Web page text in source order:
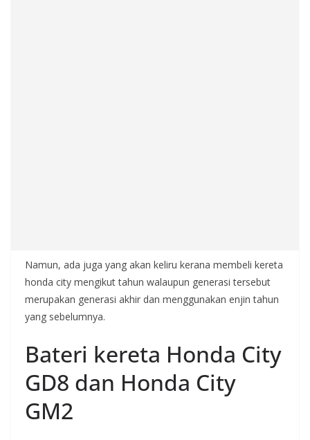
Namun, ada juga yang akan keliru kerana membeli kereta
honda city mengikut tahun walaupun generasi tersebut
merupakan generasi akhir dan menggunakan enjin tahun
yang sebelumnya.
Bateri kereta Honda City
GD8 dan Honda City
GM2